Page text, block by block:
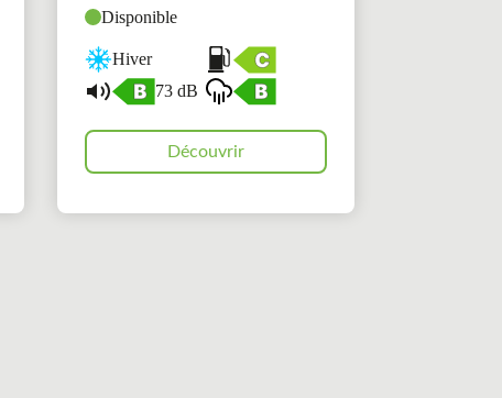
Disponible
Hiver
73 dB
Découvrir